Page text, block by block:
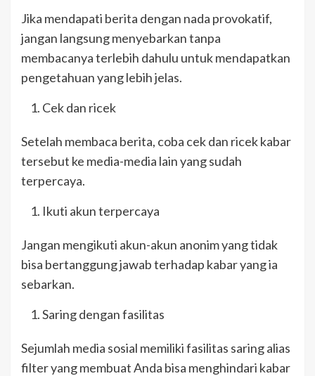
Jika mendapati berita dengan nada provokatif,
jangan langsung menyebarkan tanpa
membacanya terlebih dahulu untuk mendapatkan
pengetahuan yang lebih jelas.
Cek dan ricek
Setelah membaca berita, coba cek dan ricek kabar
tersebut ke media-media lain yang sudah
terpercaya.
Ikuti akun terpercaya
Jangan mengikuti akun-akun anonim yang tidak
bisa bertanggung jawab terhadap kabar yang ia
sebarkan.
Saring dengan fasilitas
Sejumlah media sosial memiliki fasilitas saring alias
filter yang membuat Anda bisa menghindari kabar